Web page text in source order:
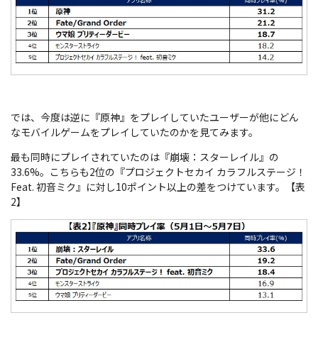
では、今度は逆に『原神』をプレイしていたユーザーが他にどん
なモバイルゲームをプレイしていたのかを見てみます。
最も同時にプレイされていたのは『崩壊：スターレイル』の
33.6%。こちらも2位の『プロジェクトセカイ カラフルステージ！
Feat. 初音ミク』に対し10ポイント以上の差をつけています。【表
2】